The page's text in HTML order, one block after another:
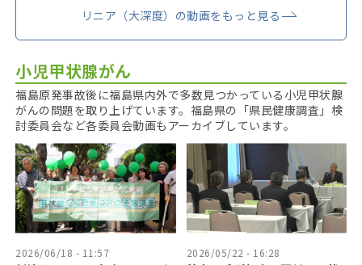
リニア（大深度）の動画をもっと見る
小児甲状腺がん
福島原発事故後に福島県内外で多数見つかっている小児甲状腺
がんの問題を取り上げています。福島県の「県民健康調査」検
討委員会など各委員会動画もアーカイブしています。
2026/06/18 - 11:57 2026/05/22 - 16:28